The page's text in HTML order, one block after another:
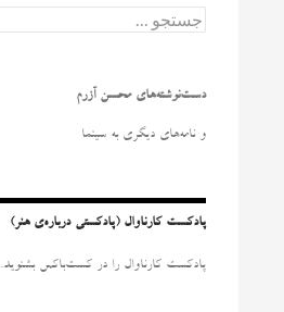
ج
س
و
ر
دست‌نوشته‌های محسن آزرم
و نامه‌‌های دیگری به سینما
پادکست کارناوال (پادکستی درباره‌ی هنر)
پادکست کارناوال را در کست‌باکس بشنوید.